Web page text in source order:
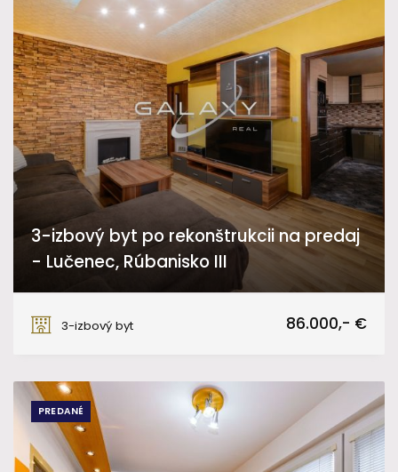
3-izbový byt po rekonštrukcii na predaj
- Lučenec, Rúbanisko III
3-izbový byt
86.000,- €
PREDANÉ